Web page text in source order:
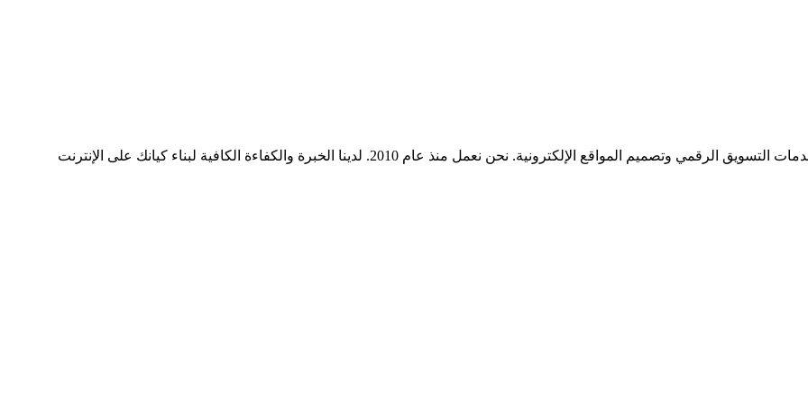
ميديا ​​سيرف هي شركة رائدة في مجال وسائل التواصل الاجتماعي وخدمات التسويق الرقمي وتصميم المواقع الإلكترونية. نحن نعمل منذ عام 2010. لدينا الخبرة والكفاءة الكافية لبناء كيانك على الإنترنت